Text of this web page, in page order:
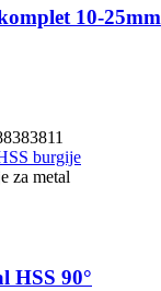
10-25mm
HSS 90°